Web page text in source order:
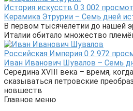
История искусств 0 3 002
Керамика Этрурии – Семь дней
В первом тысячелетии до нашей
Италии обитало множество
Российская Империя 0 2 972
Иван Иванович Шувалов – Семь
Середина XVIII века – время,
сказываться петровские
новшеств
Главное меню